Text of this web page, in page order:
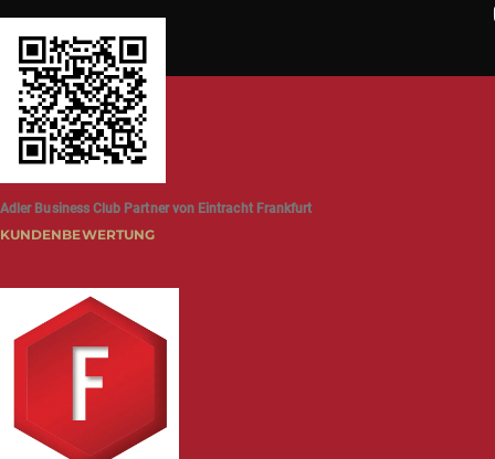
Adler Business Club Partner von Eintracht Frankfurt
KUNDENBEWERTUNG